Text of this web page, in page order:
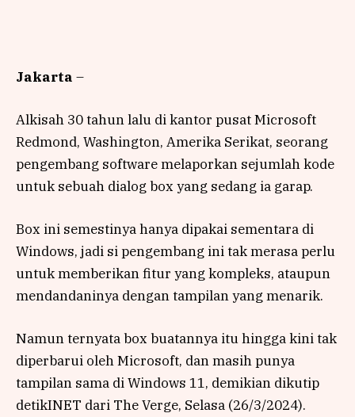
Jakarta –
Alkisah 30 tahun lalu di kantor pusat Microsoft
Redmond, Washington, Amerika Serikat, seorang
pengembang software melaporkan sejumlah kode
untuk sebuah dialog box yang sedang ia garap.
Box ini semestinya hanya dipakai sementara di
Windows, jadi si pengembang ini tak merasa perlu
untuk memberikan fitur yang kompleks, ataupun
mendandaninya dengan tampilan yang menarik.
Namun ternyata box buatannya itu hingga kini tak
diperbarui oleh Microsoft, dan masih punya
tampilan sama di Windows 11, demikian dikutip
detikINET dari The Verge, Selasa (26/3/2024).